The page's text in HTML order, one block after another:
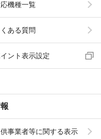
機種一覧
ある質問
ント表示設定
事業者等に関する表示